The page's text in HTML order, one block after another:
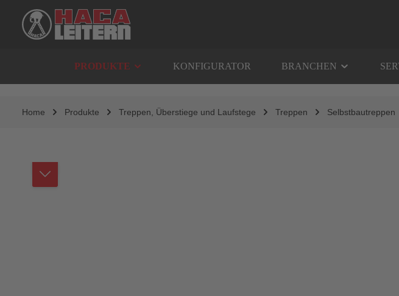
Zur Hauptnavigation springen
PRODUKTE KONFIGURATOR BRANCHEN
Home Produkte Treppen, Überstiege und Laufstege Treppen Selbstbautreppen